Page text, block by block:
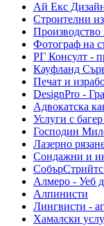
Ай Екс
Строителни
Фотограф на
РГ Консулт -
Кауфланд
Печат и
DesignPro -
Адвокатска
Услуги с
Господин
Лазерно
Сондажни и
Алмеро - Уеб
Алпинисти
Лингвисти -
Хамалски